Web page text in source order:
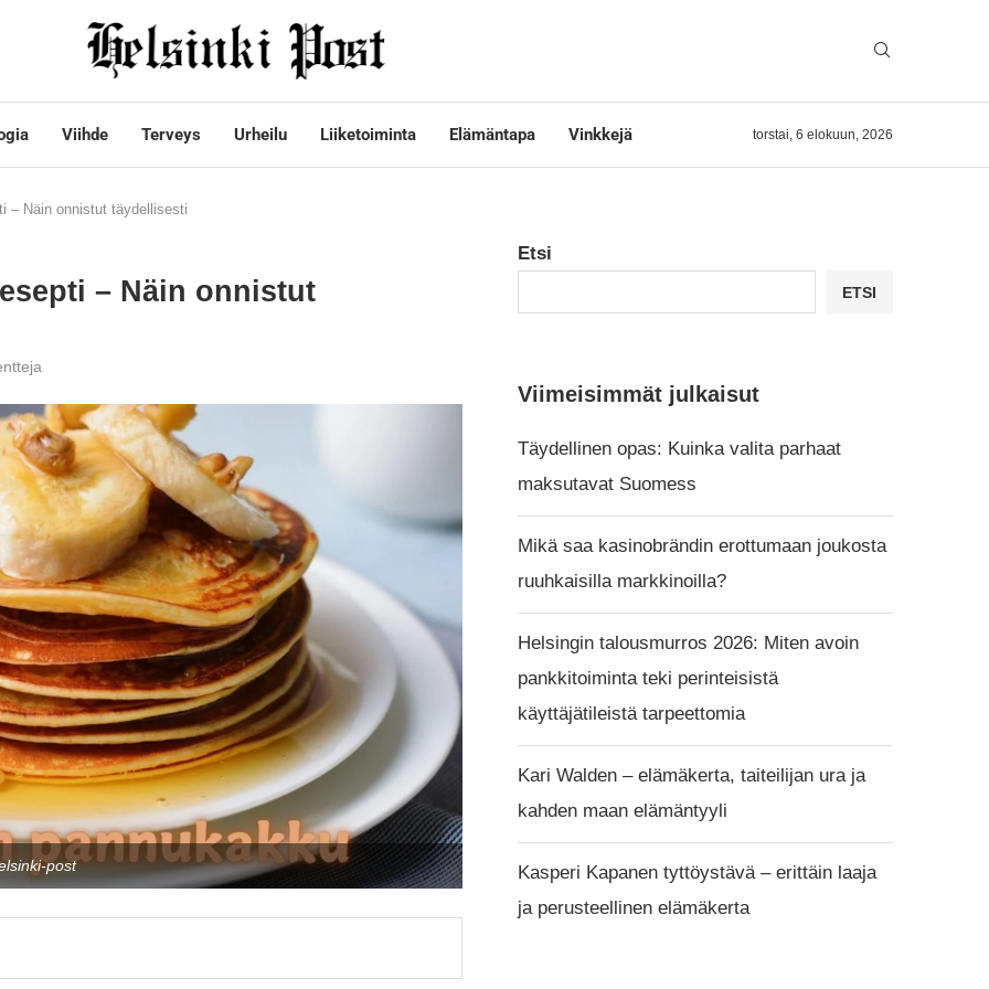
Viihde Terveys Urheilu Liiketoiminta Elämäntapa Vinkkejä torstai, 6 elokuun, 2026
– Näin onnistut täydellisesti
– Näin onnistut
post
Etsi
ETSI
Viimeisimmät julkaisut
Täydellinen opas: Kuinka valita parhaat
maksutavat Suomess
Mikä saa kasinobrändin erottumaan joukosta
ruuhkaisilla markkinoilla?
Helsingin talousmurros 2026: Miten avoin
pankkitoiminta teki perinteisistä
käyttäjätileistä tarpeettomia
Kari Walden – elämäkerta, taiteilijan ura ja
kahden maan elämäntyyli
Kasperi Kapanen tyttöystävä – erittäin laaja
ja perusteellinen elämäkerta